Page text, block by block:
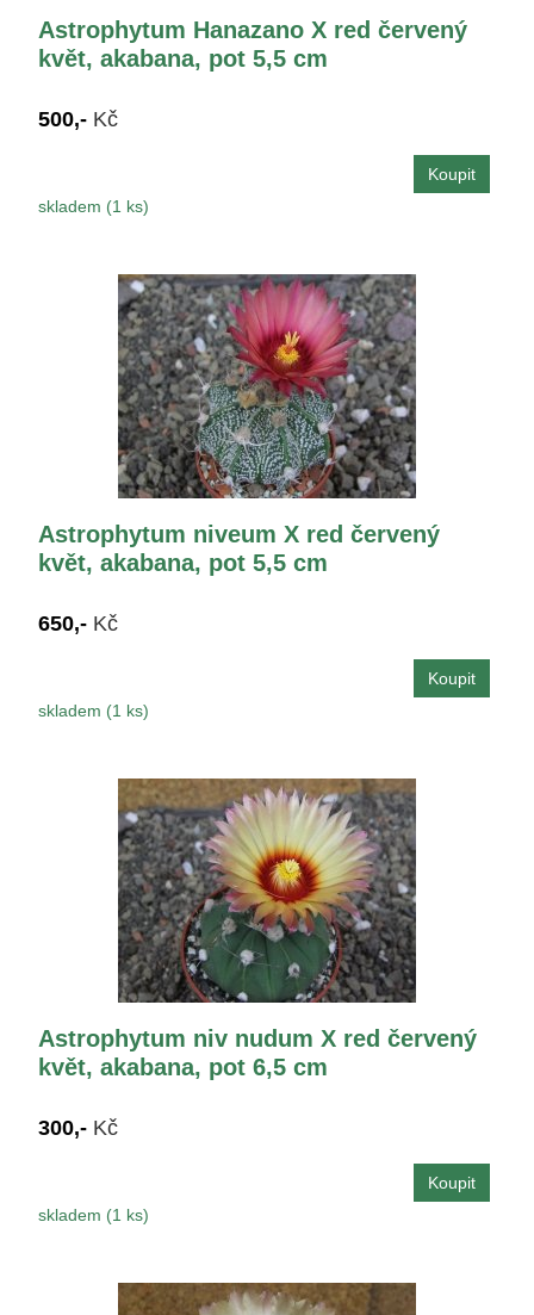
Astrophytum Hanazano X red červený
květ, akabana, pot 5,5 cm
500,- Kč
skladem (1 ks)
Astrophytum niveum X red červený
květ, akabana, pot 5,5 cm
650,- Kč
skladem (1 ks)
Astrophytum niv nudum X red červený
květ, akabana, pot 6,5 cm
300,- Kč
skladem (1 ks)